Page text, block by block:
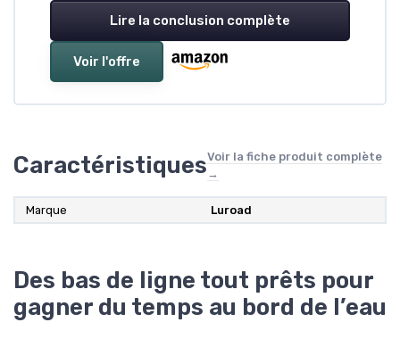
Lire la conclusion complète
Voir l'offre
CaractéristiquesVoir la fiche produit complète
→
Marque Luroad
Des bas de ligne tout prêts pour
gagner du temps au bord de l’eau